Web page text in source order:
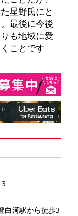
星野氏にと
最後に今後
も地域に愛
ことです
白河駅から徒歩3